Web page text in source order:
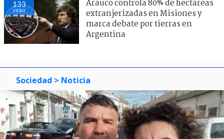
133
visitas
Arauco controla 80% de hectáreas
extranjerizadas en Misiones y
marca debate por tierras en
Argentina
Sociedad > Noticia